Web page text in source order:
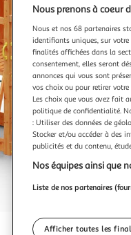
Nous prenons à coeur
Nous et nos 68 partenaires
identifiants uniques, sur votre
finalités affichées dans la
consentement, elles seront
annonces qui vous sont
vos choix ou pour retirer
Les choix que vous avez fait
politique de confidentialité.
: Utiliser des données de
Stocker et/ou accéder à des
publicités et du contenu,
Nos équipes ainsi que
Liste de nos partenaires
Afficher toutes les